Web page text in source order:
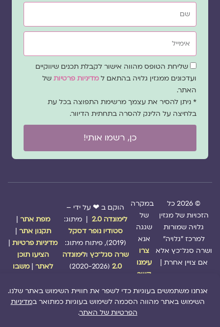
שם
אימייל
שדה
הסכמה
שליחת הטופס מהווה אישור לקבלת תכנים שיווקיים
ועדכונים ממגזין גלויה בהתאם ל מדיניות פרטיותשל
האתר.
* ניתן להסיר את עצמך מרשימת התפוצה בכל עת
בלחיצה על הלינק להסרה בתחתית הדיוור.
כן, רשמו אותי!
© 2026 כל
הזכויות של מגזין
גלויה שמורות
למרכז "גלויה"
ושרה סגל־כץ אלא
אם צויין אחרת |
במקרה
של
שגגה
אנא
צרו
עימנו
קשר
הוקם ב ❤ על ידי –
לימונדה 2.0
| מיתוג:
סטודיו נופר דסקל
שרה סגל־כץולימונדה
2.0
(2020-2026)
מפת אתר|
תקנון אתר|
מדיניות פרטיות|
הציעו תוכן
לאתר| משבו